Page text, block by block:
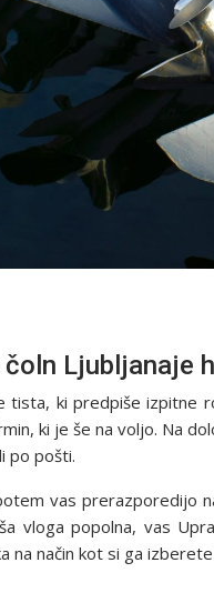
Ljubljanaje
tista, ki predpiše izpitne
ki je še na voljo. Na
po pošti.
vas prerazporedijo
vloga popolna, vas
na način kot si ga